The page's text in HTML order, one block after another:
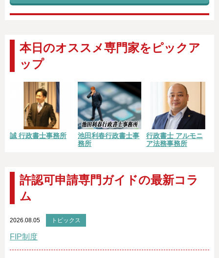
本日のオススメ専門家をピックア
ップ
誠 行政書士事務所
池田利春行政書士事
務所
行政書士 アルモニ
ア法務事務所
許認可申請専門ガイドの最新コラ
ム
2026.08.05 トピックス
FIP制度